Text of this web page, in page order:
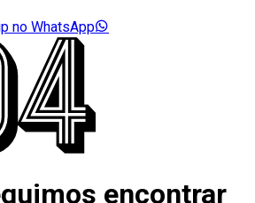
no WhatsApp
encontrar